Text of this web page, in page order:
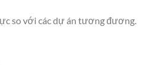
so với các dự án tương đương.